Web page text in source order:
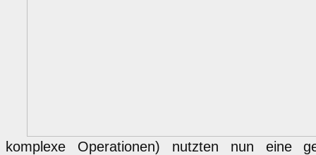
komplexe Operationen) nutzten nun eine